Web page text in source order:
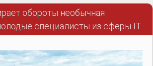
обороты необычная
специалисты из сферы IT